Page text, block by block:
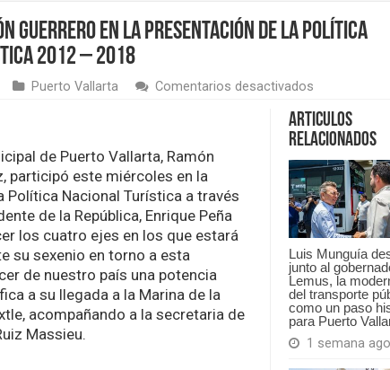
Guerrero en la presentación de la Política
2012 – 2018
Puerto Vallarta Comentarios desactivadosen
Ramón
Guerrero
en
la
presentación
de
la
Política
Nacional
Turística
2012
–
2018
Articulos
Relacionados
Luis Munguía
junto al
Lemus, la
del transporte
como un paso
para Puerto
1 semana ago
de Puerto Vallarta, Ramón
participó este miércoles en la
Política Nacional Turística a través
de la República, Enrique Peña
los cuatro ejes en los que estará
su sexenio en torno a esta
de nuestro país una potencia
a su llegada a la Marina de la
acompañando a la secretaria de
Massieu.